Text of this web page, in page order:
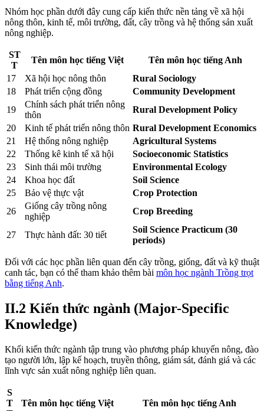
Nhóm học phần dưới đây cung cấp kiến thức nền tảng về xã hội
nông thôn, kinh tế, môi trường, đất, cây trồng và hệ thống sản xuất
nông nghiệp.
ST
T
Tên môn học tiếng Việt
Tên môn học tiếng Anh
17
Xã hội học nông thôn
Rural Sociology
18
Phát triển cộng đồng
Community Development
19
Chính sách phát triển nông
thôn
Rural Development Policy
20
Kinh tế phát triển nông thôn Rural Development Economics
21
Hệ thống nông nghiệp
Agricultural Systems
22
Thống kê kinh tế xã hội
Socioeconomic Statistics
23
Sinh thái môi trường
Environmental Ecology
24
Khoa học đất
Soil Science
25
Bảo vệ thực vật
Crop Protection
26
Giống cây trồng nông
nghiệp
Crop Breeding
27 Thực hành đất: 30 tiết
Soil Science Practicum (30
periods)
Đối với các học phần liên quan đến cây trồng, giống, đất và kỹ thuật
canh tác, bạn có thể tham khảo thêm bài môn học ngành Trồng trọt
bằng tiếng Anh.
II.2 Kiến thức ngành (Major-Specific
Knowledge)
Khối kiến thức ngành tập trung vào phương pháp khuyến nông, đào
tạo người lớn, lập kế hoạch, truyền thông, giám sát, đánh giá và các
lĩnh vực sản xuất nông nghiệp liên quan.
S
T
Tên môn học tiếng Việt Tên môn học tiếng Anh